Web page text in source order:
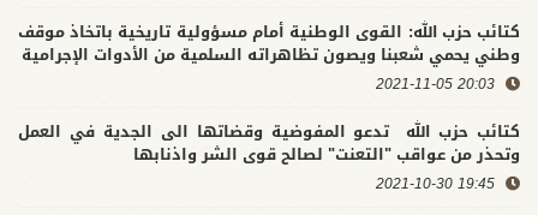
كتائب حزب الله: القوى الوطنية أمام مسؤولية تاريخية باتخاذ موقف
وطني يحمي شعبنا ويصون تظاهراته السلمية من الأدوات الإجرامية
20:03 2021-11-05
كتائب حزب الله تدعو المفوضية وقضاتها الى الجدية في العمل
وتحذر من عواقب "التعنت" لصالح قوى الشر واذنابها
19:45 2021-10-30